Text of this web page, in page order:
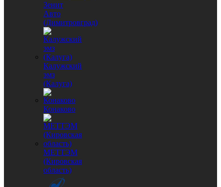
Зенит
Авто
(Димитровград)
Калужский
эмз
(Калуга)
Конаково
МЕТТЭМ
(Кировская
область)